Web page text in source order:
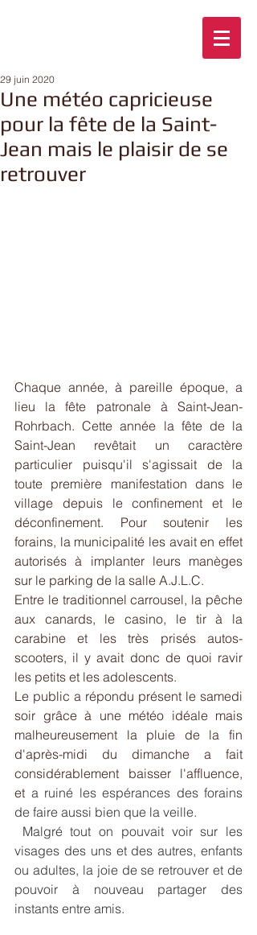
Une météo capricieuse
pour la fête de la Saint-
Jean mais le plaisir de se
retrouver
29 juin 2020
Chaque année, à pareille époque, a
lieu la fête patronale à Saint-Jean-
Rohrbach. Cette année la fête de la
Saint-Jean revêtait un caractère
particulier puisqu'il s'agissait de la
toute première manifestation dans le
village depuis le confinement et le
déconfinement. Pour soutenir les
forains, la municipalité les avait en effet
autorisés à implanter leurs manèges
sur le parking de la salle A.J.L.C.
Entre le traditionnel carrousel, la pêche
aux canards, le casino, le tir à la
carabine et les très prisés autos-
scooters, il y avait donc de quoi ravir
les petits et les adolescents.
Le public a répondu présent le samedi
soir grâce à une météo idéale mais
malheureusement la pluie de la fin
d'après-midi du dimanche a fait
considérablement baisser l'affluence,
et a ruiné les espérances des forains
de faire aussi bien que la veille.
visages des uns et des autres, enfants
ou adultes, la joie de se retrouver et de
pouvoir à nouveau partager des
instants entre amis.